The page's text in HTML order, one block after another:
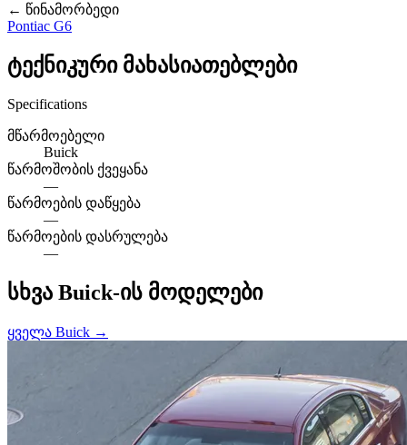
← წინამორბედი
Pontiac G6
ტექნიკური მახასიათებლები
Specifications
მწარმოებელი
Buick
წარმოშობის ქვეყანა
—
წარმოების დაწყება
—
წარმოების დასრულება
—
სხვა Buick-ის მოდელები
ყველა Buick →